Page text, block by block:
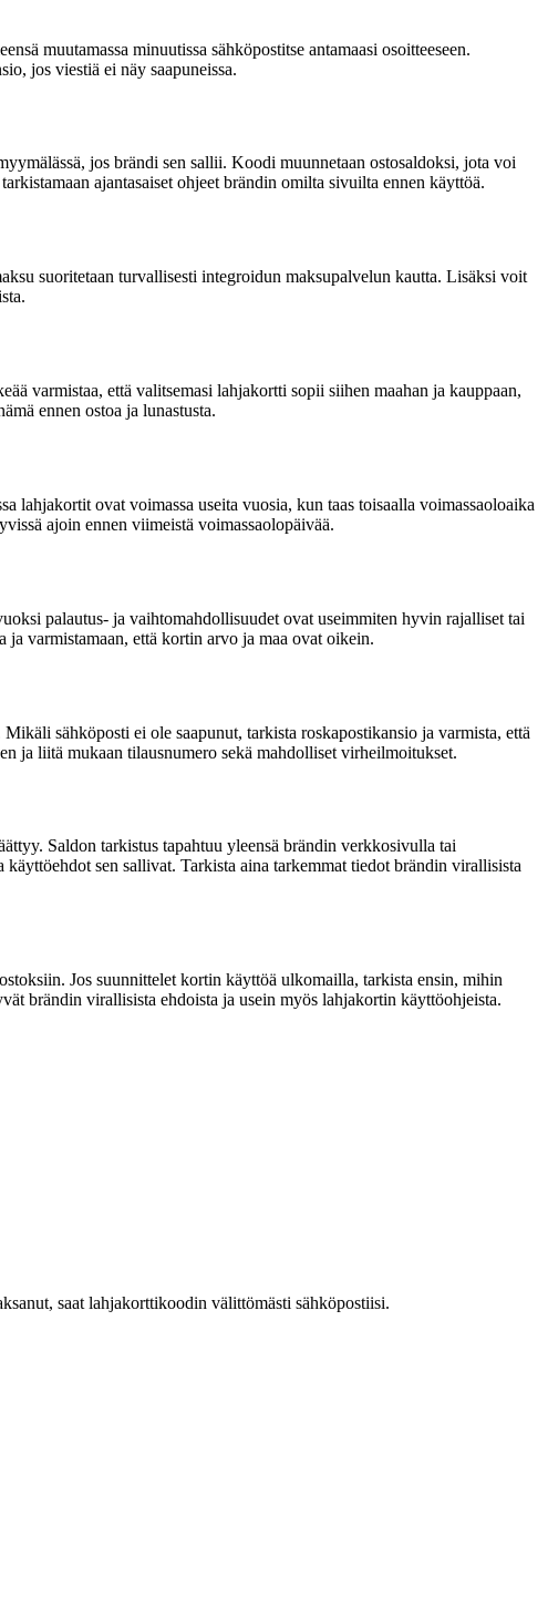
muutamassa minuutissa sähköpostitse antamaasi osoitteeseen.
jos viestiä ei näy saapuneissa.
jos brändi sen sallii. Koodi muunnetaan ostosaldoksi, jota voi
ajantasaiset ohjeet brändin omilta sivuilta ennen käyttöä.
suoritetaan turvallisesti integroidun maksupalvelun kautta. Lisäksi voit
varmistaa, että valitsemasi lahjakortti sopii siihen maahan ja kauppaan,
ennen ostoa ja lunastusta.
lahjakortit ovat voimassa useita vuosia, kun taas toisaalla voimassaoloaika
ajoin ennen viimeistä voimassaolopäivää.
palautus- ja vaihtomahdollisuudet ovat useimmiten hyvin rajalliset tai
varmistamaan, että kortin arvo ja maa ovat oikein.
sähköposti ei ole saapunut, tarkista roskapostikansio ja varmista, että
ja liitä mukaan tilausnumero sekä mahdolliset virheilmoitukset.
Saldon tarkistus tapahtuu yleensä brändin verkkosivulla tai
sen sallivat. Tarkista aina tarkemmat tiedot brändin virallisista
Jos suunnittelet kortin käyttöä ulkomailla, tarkista ensin, mihin
brändin virallisista ehdoista ja usein myös lahjakortin käyttöohjeista.
saat lahjakorttikoodin välittömästi sähköpostiisi.